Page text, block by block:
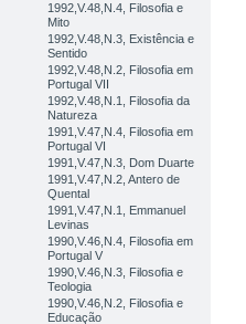
1992,V.48,N.4, Filosofia e
Mito
1992,V.48,N.3, Existência e
Sentido
1992,V.48,N.2, Filosofia em
Portugal VII
1992,V.48,N.1, Filosofia da
Natureza
1991,V.47,N.4, Filosofia em
Portugal VI
1991,V.47,N.3, Dom Duarte
1991,V.47,N.2, Antero de
Quental
1991,V.47,N.1, Emmanuel
Levinas
1990,V.46,N.4, Filosofia em
Portugal V
1990,V.46,N.3, Filosofia e
Teologia
1990,V.46,N.2, Filosofia e
Educação